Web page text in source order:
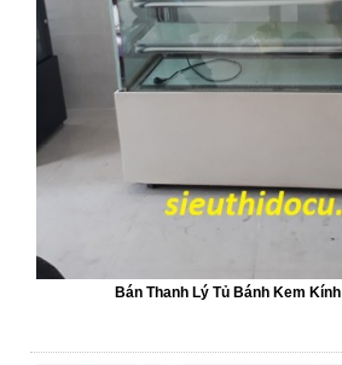
Bán Thanh Lý Tủ Bánh Kem